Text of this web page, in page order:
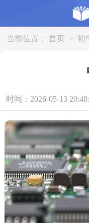
当前位置： 首页 > 初
时间：2026-05-13